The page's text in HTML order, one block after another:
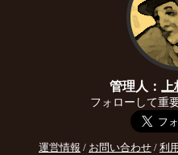
管理人：上
フォローして重
運営情報 / お問い合わせ/ 利